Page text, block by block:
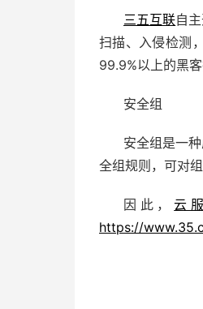
三五互联自
扫描、入侵检测
99.9%以上的黑
安全组
安全组是一
全组规则，可对
因此，云
https://